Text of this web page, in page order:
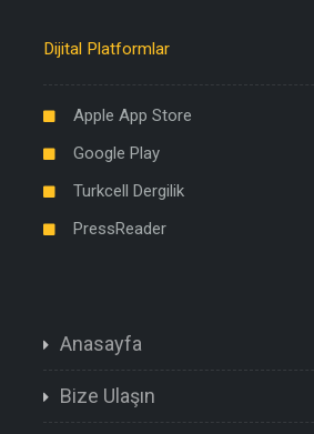
Dijital Platformlar
Apple App Store
Google Play
Turkcell Dergilik
PressReader
Anasayfa
Bize Ulaşın